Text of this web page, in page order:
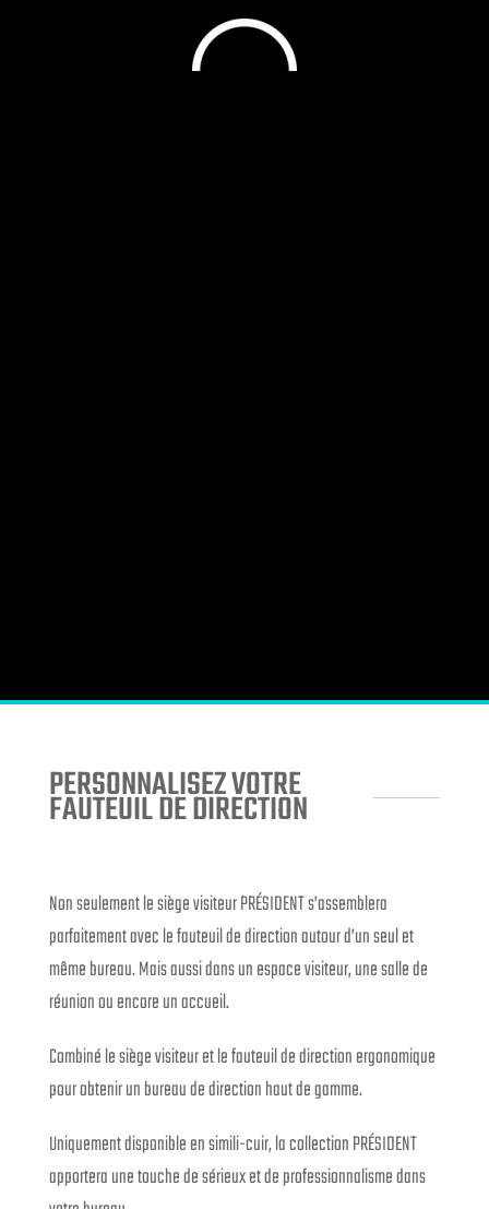
PERSONNALISEZ VOTRE
FAUTEUIL DE DIRECTION
Non seulement le siège visiteur PRÉSIDENT s’assemblera
parfaitement avec le fauteuil de direction autour d’un seul et
même bureau. Mais aussi dans un espace visiteur, une salle de
réunion ou encore un accueil.
Combiné le siège visiteur et le fauteuil de direction ergonomique
pour obtenir un bureau de direction haut de gamme.
Uniquement disponible en simili-cuir, la collection PRÉSIDENT
apportera une touche de sérieux et de professionnalisme dans